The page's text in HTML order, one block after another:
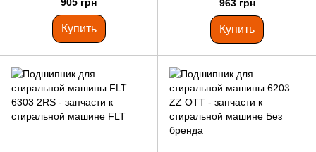
905 грн
Купить
963 грн
Купить